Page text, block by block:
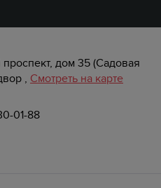
дом 35 (Садовая
, Смотреть на карте
01-88